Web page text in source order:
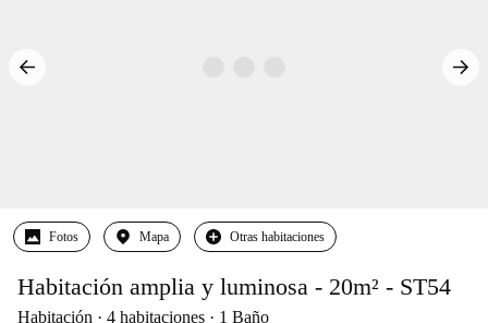
Fotos Mapa Otras habitaciones
Habitación amplia y luminosa - 20m² - ST54
Habitación 4 habitaciones 1 Baño